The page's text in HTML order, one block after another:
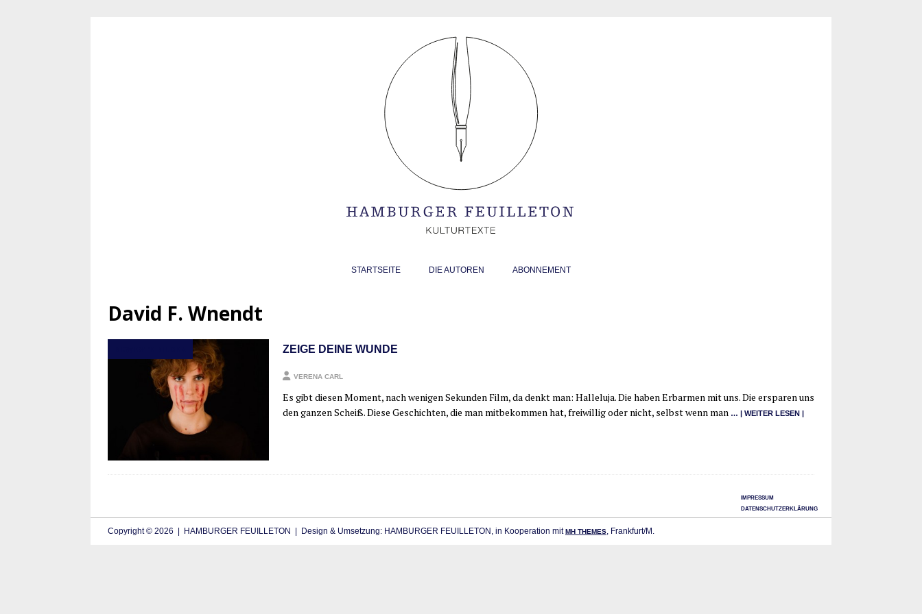
STARTSEITE DIE AUTOREN ABONNEMENT
David F. Wnendt
ZEIGE DEINE WUNDE
VERENA CARL
Es gibt die­sen Moment, nach weni­gen Sekun­den Film, da denkt man: Hal­le­lu­ja. Die haben Erbar­men mit uns. Die erspa­ren uns
den gan­zen Scheiß. Die­se Geschich­ten, die man mit­be­kom­men hat, frei­wil­lig oder nicht, selbst wenn man … | WEI­TER LESEN |
IMPRESSUM
DATENSCHUTZERKLÄRUNG
Copyright © 2026 | HAMBURGER FEUILLETON | Design & Umsetzung: HAMBURGER FEUILLETON, in Kooperation mitMH THEMES , Frankfurt/M.